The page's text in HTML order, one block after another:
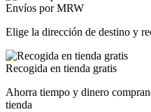
Envíos por MRW
Elige la dirección de destino y
Recogida en tienda gratis
Ahorra tiempo y dinero
tienda